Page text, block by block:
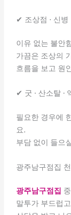
✔ 조상점 · 신병
이유 없는 불안
가끔은 조상의
흐름을 보고 원
✔ 굿 · 산소탈 ·
필요한 경우에
요.
부담 없이 들으
광주남구점집
광주남구점집
말투가 부드럽